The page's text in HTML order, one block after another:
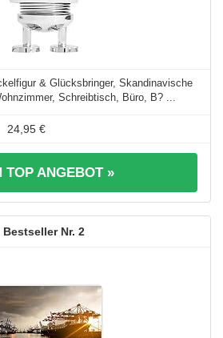
& Glücksbringer, Skandinavische
Schreibtisch, Büro, B? ...
24,95 €
TOP ANGEBOT »
2